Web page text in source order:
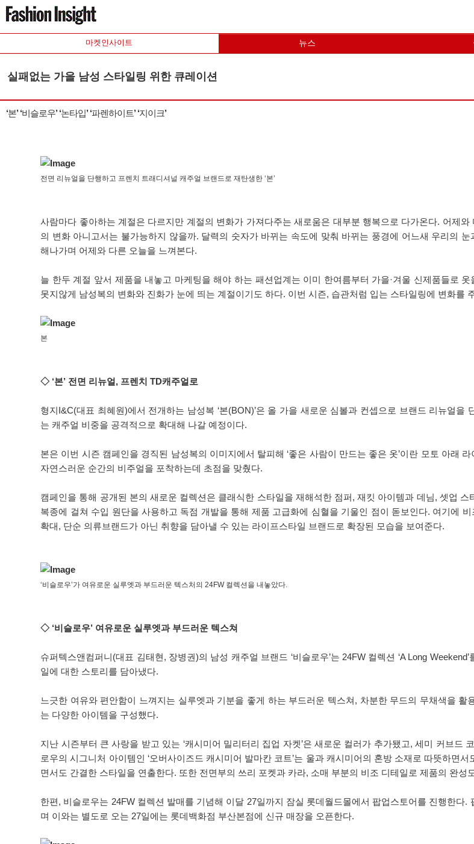
마켓인사이트 뉴스
실패없는 가을 남성 스타일링 위한 큐레이션
‘본’ ‘비슬로우’ ‘논타입’ ‘파렌하이트’ ‘지이크’
전면 리뉴얼을 단행하고 프렌치 트래디셔널 캐주얼 브랜드로 재탄생한 ‘본’
사람마다 좋아하는 계절은 다르지만 계절의 변화가 가져다주는 새로움은 대부분 행복으로 다가온다. 어제
의 변화 아니고서는 불가능하지 않을까. 달력의 숫자가 바뀌는 속도에 맞춰 바뀌는 풍경에 어느새 우리의
해나가며 어제와 다른 오늘을 느껴본다.
늘 한두 계절 앞서 제품을 내놓고 마케팅을 해야 하는 패션업계는 이미 한여름부터 가을·겨울 신제품들로
못지않게 남성복의 변화와 진화가 눈에 띄는 계절이기도 하다. 이번 시즌, 습관처럼 입는 스타일링에 변화를
본
◇ ‘본’ 전면 리뉴얼, 프렌치 TD캐주얼로
형지I&C(대표 최혜원)에서 전개하는 남성복 ‘본(BON)’은 올 가을 새로운 심볼과 컨셉으로 브랜드 리뉴얼
는 캐주얼 비중을 공격적으로 확대해 나갈 예정이다.
본은 이번 시즌 캠페인을 경직된 남성복의 이미지에서 탈피해 ‘좋은 사람이 만드는 좋은 옷’이란 모토 아래
자연스러운 순간의 비주얼을 포착하는데 초점을 맞췄다.
캠페인을 통해 공개된 본의 새로운 컬렉션은 클래식한 스타일을 재해석한 점퍼, 재킷 아이템과 데님, 셋업
복종에 걸쳐 수입 원단을 사용하고 독점 개발을 통해 제품 고급화에 심혈을 기울인 점이 돋보인다. 여기에
확대, 단순 의류브랜드가 아닌 취향을 담아낼 수 있는 라이프스타일 브랜드로 확장된 모습을 보여준다.
‘비슬로우’가 여유로운 실루엣과 부드러운 텍스처의 24FW 컬렉션을 내놓았다.
◇ ‘비슬로우’ 여유로운 실루엣과 부드러운 텍스쳐
슈퍼텍스앤컴퍼니(대표 김태현, 장병권)의 남성 캐주얼 브랜드 ‘비슬로우’는 24FW 컬렉션 ‘A Long
일에 대한 스토리를 담아냈다.
느긋한 여유와 편안함이 느껴지는 실루엣과 기분을 좋게 하는 부드러운 텍스쳐, 차분한 무드의 무채색을
는 다양한 아이템을 구성했다.
지난 시즌부터 큰 사랑을 받고 있는 ‘캐시미어 밀리터리 집업 자켓’은 새로운 컬러가 추가됐고, 세미 커브드
로우의 시그니처 아이템인 ‘오버사이즈드 캐시미어 발마칸 코트’는 울과 캐시미어의 혼방 소재로 따뜻하면
면서도 간결한 스타일을 연출한다. 또한 전면부의 쓰리 포켓과 카라, 소매 부분의 비조 디테일로 제품의 완성
한편, 비슬로우는 24FW 컬렉션 발매를 기념해 이달 27일까지 잠실 롯데월드몰에서 팝업스토어를 진행한다.
며 이와는 별도로 오는 27일에는 롯데백화점 부산본점에 신규 매장을 오픈한다.